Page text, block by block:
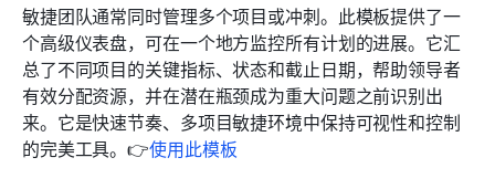
敏捷团队通常同时管理多个项目或冲刺。此模板提供了一
个高级仪表盘，可在一个地方监控所有计划的进展。它汇
总了不同项目的关键指标、状态和截止日期，帮助领导者
有效分配资源，并在潜在瓶颈成为重大问题之前识别出
来。它是快速节奏、多项目敏捷环境中保持可视性和控制
的完美工具。👉使用此模板